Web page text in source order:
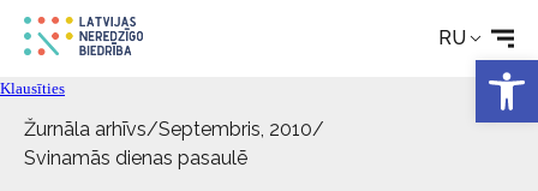
RU
Реабилитация
Технические средства
Klausīties
Žurnāla arhīvs/Septembris, 2010/
Svinamās dienas pasaulē